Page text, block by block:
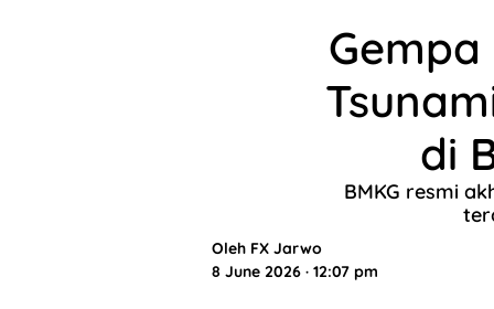
Gempa
di
BMKG resmi
Oleh FX Jarwo
8 June 2026 · 12:07 pm